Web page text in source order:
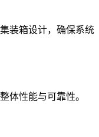
装箱设计，确保系统
体性能与可靠性。